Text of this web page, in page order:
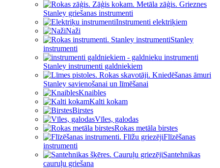
Stanley griešanas instrumenti
Instrumenti elektriķiem
Naži
Stanley
instrumenti
Stanley instrumenti galdniekiem
Stanley savienošanai un līmēšanai
Knaibles
Kalti kokam
Birstes
Vīles, galodas
Rokas metāla birstes
Flīzēšanas
instrumenti
Santehnikas
cauruļu griešana